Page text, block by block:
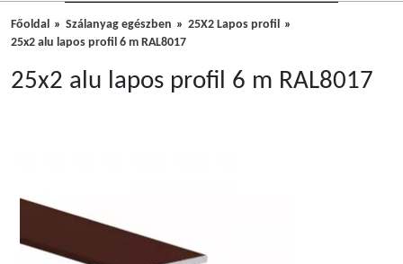
Főoldal Szálanyag egészben
25X2 Lapos profil
25x2 alu lapos profil 6 m RAL8017
25x2 alu lapos profil 6 m RAL8017